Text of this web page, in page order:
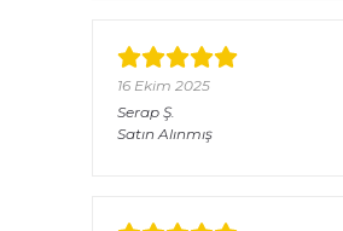
16 Ekim 2025
Serap Ş.
Satın Alınmış